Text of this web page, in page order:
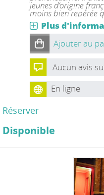
jeunes d’origine
moins bien repérée
Plus
Ajouter au
Aucun avis
En ligne
Réserver
Disponible